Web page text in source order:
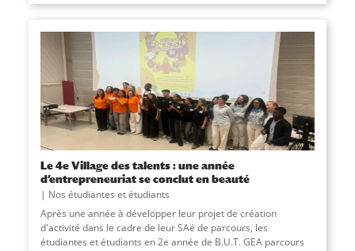
Le 4e Village des talents : une année
d’entrepreneuriat se conclut en beauté
Nos étudiantes et étudiants
Après une année à développer leur projet de création
d'activité dans le cadre de leur SAé de parcours, les
étudiantes et étudiants en 2e année de B.U.T. GEA parcours